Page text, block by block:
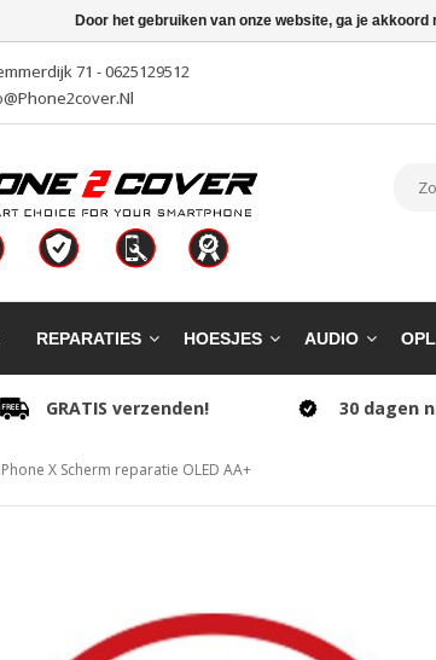
71 - 0625129512
REPARATIES HOESJES AUDIO
GRATIS verzenden! 30 dagen
iPhone X Scherm reparatie OLED AA+
Door het gebruiken van onze website, ga je